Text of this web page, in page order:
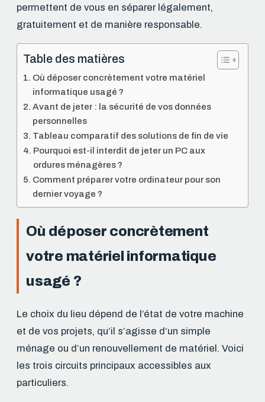
permettent de vous en séparer légalement,
gratuitement et de manière responsable.
Table des matières
Où déposer concrètement votre matériel
informatique usagé ?
Avant de jeter : la sécurité de vos données
personnelles
Tableau comparatif des solutions de fin de vie
Pourquoi est-il interdit de jeter un PC aux
ordures ménagères ?
Comment préparer votre ordinateur pour son
dernier voyage ?
Où déposer concrètement
votre matériel informatique
usagé ?
Le choix du lieu dépend de l’état de votre machine
et de vos projets, qu’il s’agisse d’un simple
ménage ou d’un renouvellement de matériel. Voici
les trois circuits principaux accessibles aux
particuliers.